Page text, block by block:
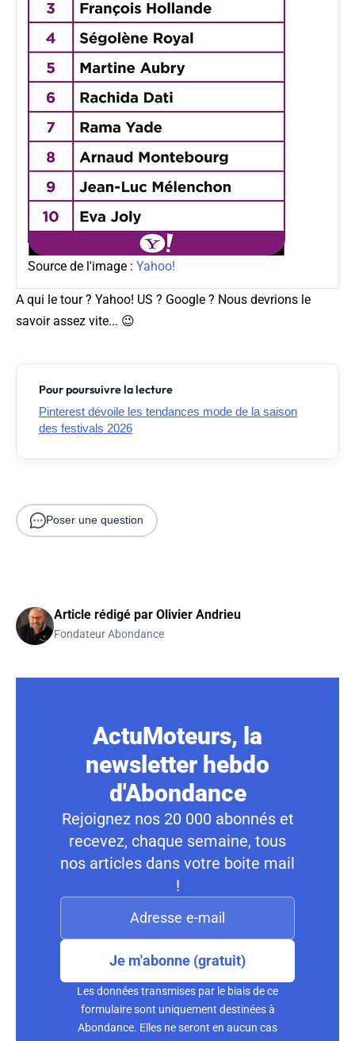
Source de l'image : Yahoo!
A qui le tour ? Yahoo! US ? Google ? Nous devrions le
savoir assez vite... 😉
Pour poursuivre la lecture
Pinterest dévoile les tendances mode de la saison
des festivals 2026
Poser une question
Article rédigé par Olivier Andrieu
Fondateur Abondance
ActuMoteurs, la
newsletter hebdo
d'Abondance
Rejoignez nos 20 000 abonnés et
recevez, chaque semaine, tous
nos articles dans votre boite mail
!
Je m'abonne (gratuit)
Les données transmises par le biais de ce
formulaire sont uniquement destinées à
Abondance. Elles ne seront en aucun cas